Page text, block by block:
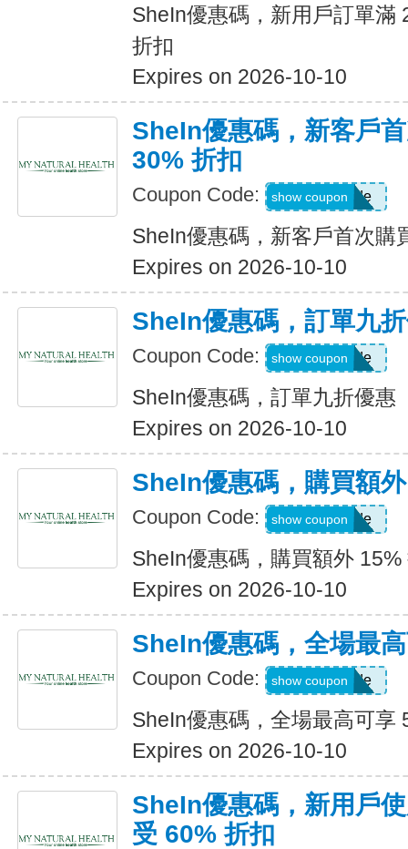
SheIn優惠碼，新用戶訂單滿
折扣
Expires on 2026-10-10
SheIn優惠碼，新客戶
30% 折扣
Coupon Code: Show Code
show coupon
SheIn優惠碼，新客戶首次購
Expires on 2026-10-10
SheIn優惠碼，訂單九
Coupon Code: Show Code
show coupon
SheIn優惠碼，訂單九折優惠
Expires on 2026-10-10
SheIn優惠碼，購買額
Coupon Code: Show Code
show coupon
SheIn優惠碼，購買額外 15%
Expires on 2026-10-10
SheIn優惠碼，全場最
Coupon Code: Show Code
show coupon
SheIn優惠碼，全場最高可享
Expires on 2026-10-10
SheIn優惠碼，新用戶
受 60% 折扣